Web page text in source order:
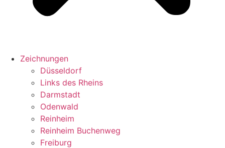
Zeichnungen
Düsseldorf
Links des Rheins
Darmstadt
Odenwald
Reinheim
Reinheim Buchenweg
Freiburg